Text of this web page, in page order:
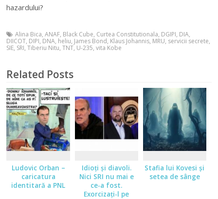
hazardului?
Alina Bica,ANAF, Black Cube, Curtea Constitutionala, DGIPI, DIA,
DIICOT, DIPI, DNA, heliu, James Bond, Klaus Johannis, MRU, servicii secrete,
SIE, SRI,Tiberiu Nitu,TNT, U-235,vita Kobe
Related Posts
Ludovic Orban –
caricatura
identitară a PNL
Idioţi şi diavoli.
Nici SRI nu mai e
ce-a fost.
Exorcizaţi-l pe
Stafia lui Kovesi şi
setea de sânge